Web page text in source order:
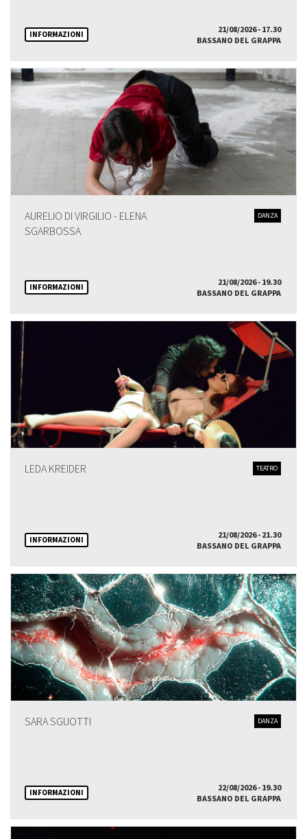
INFORMAZIONI
21/08/2026 - 17.30
BASSANO DEL GRAPPA
AURELIO DI VIRGILIO - ELENA
SGARBOSSA
DANZA
INFORMAZIONI
21/08/2026 - 19.30
BASSANO DEL GRAPPA
LEDA KREIDER TEATRO
INFORMAZIONI
21/08/2026 - 21.30
BASSANO DEL GRAPPA
SARA SGUOTTI DANZA
INFORMAZIONI
22/08/2026 - 19.30
BASSANO DEL GRAPPA